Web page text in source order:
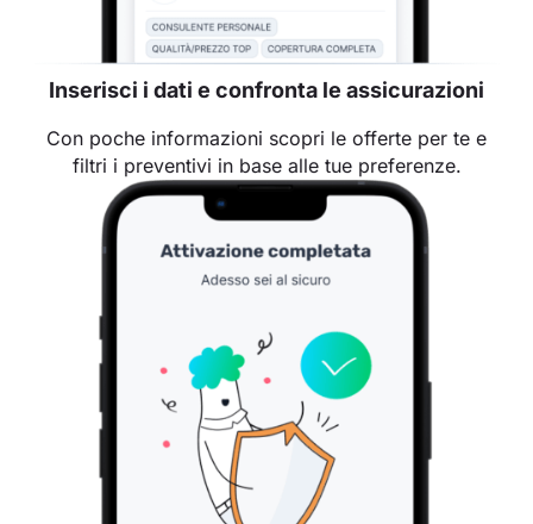
Inserisci i dati e confronta le assicurazioni
Con poche informazioni scopri le offerte per te e
filtri i preventivi in base alle tue preferenze.